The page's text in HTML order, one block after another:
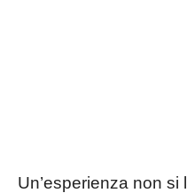
Un’esperienza non si